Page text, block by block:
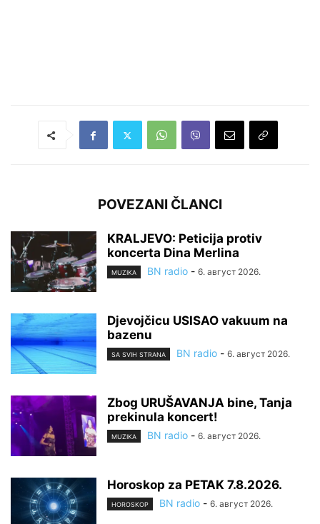
POVEZANI ČLANCI
KRALJEVO: Peticija protiv
koncerta Dina Merlina
MUZIKA BN radio - 6. август 2026.
Djevojčicu USISAO vakuum na
bazenu
SA SVIH STRANA BN radio - 6. август 2026.
Zbog URUŠAVANJA bine, Tanja
prekinula koncert!
MUZIKA BN radio - 6. август 2026.
Horoskop za PETAK 7.8.2026.
HOROSKOP BN radio - 6. август 2026.